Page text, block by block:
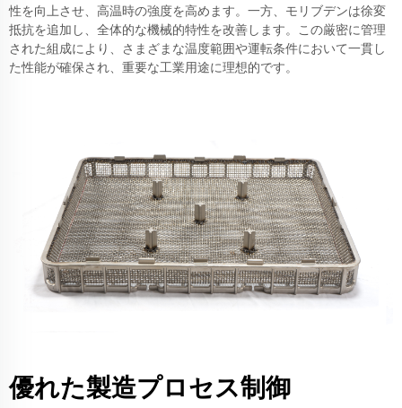
性を向上させ、高温時の強度を高めます。一方、モリブデンは徐変
抵抗を追加し、全体的な機械的特性を改善します。この厳密に管理
された組成により、さまざまな温度範囲や運転条件において一貫し
た性能が確保され、重要な工業用途に理想的です。
優れた製造プロセス制御